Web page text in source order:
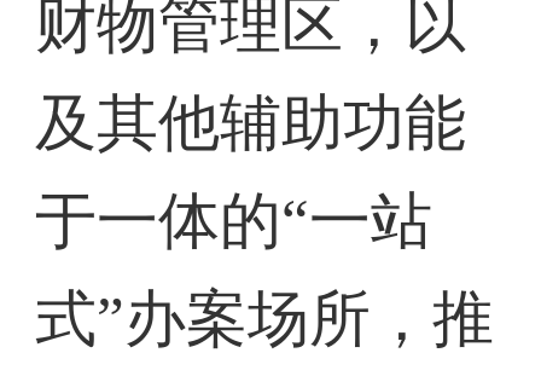
财物管理区，以
及其他辅助功能
于一体的“一站
式”办案场所，推